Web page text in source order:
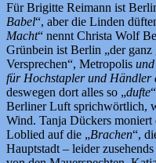
Für Brigitte Reimann ist
Babel“, aber die Linden
Macht“ nennt Christa Wolf
Grünbein ist Berlin „der
Versprechen“, Metropolis und
für Hochstapler und Händler
deswegen dort alles so „dufte
Berliner Luft sprichwörtlich,
Wind. Tanja Dückers moniert
Loblied auf die „Brachen“,
Hauptstadt – leider